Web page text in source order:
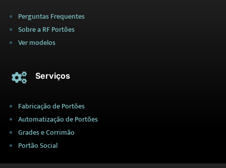
Perguntas Frequentes
Sobre a RF Portões
Ver modelos
 Serviços
Fabricação de Portões
Automatização de Portões
Grades e Corrimão
Portão Social